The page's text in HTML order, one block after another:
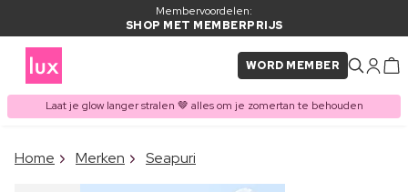
Membervoordelen:
SHOP MET MEMBERPRIJS
WORD MEMBER
Laat je glow langer stralen 🤎 alles om je zomertan te behouden
ITEM TOEGEVOEGD AAN
WINKELMAND
Vaak samen gekocht met
Home Merken Seapuri